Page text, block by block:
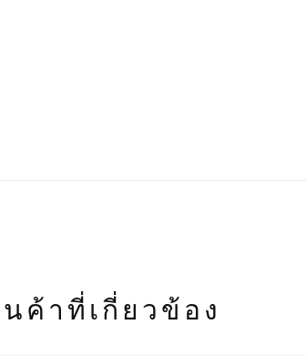
ค้าที่เกี่ยวข้อง